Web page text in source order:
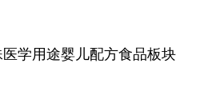
学用途婴儿配方食品板块